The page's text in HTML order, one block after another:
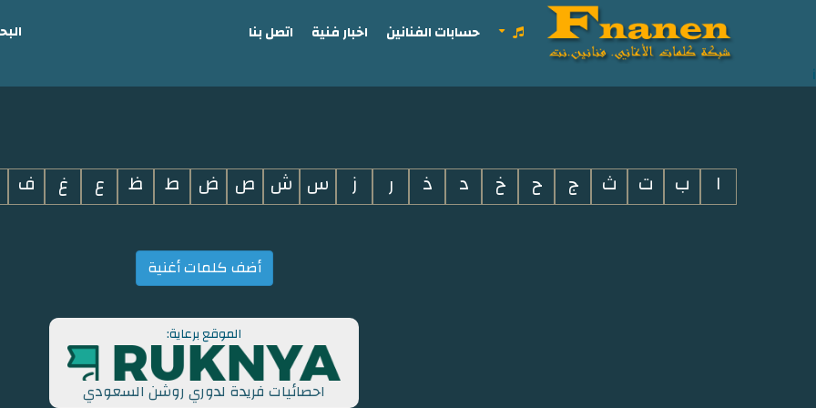
i
حسابات الفنانين اخبار فنية اتصل بنا
ا ب ت ث ج ح خ د ذ ر ز س ش ص ض ط ظ ع غ ف
أضف كلمات أغنية
الموقع برعاية:
احصائيات فريدة لدوري روشن السعودي